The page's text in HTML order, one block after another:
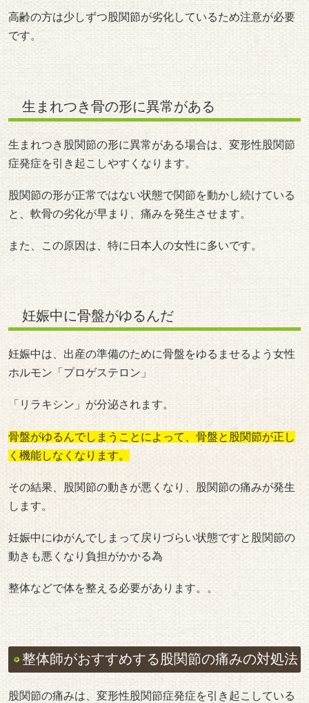
高齢の方は少しずつ股関節が劣化しているため注意が必要
です。
生まれつき骨の形に異常がある
生まれつき股関節の形に異常がある場合は、変形性股関節
症発症を引き起こしやすくなります。
股関節の形が正常ではない状態で関節を動かし続けている
と、軟骨の劣化が早まり、痛みを発生させます。
また、この原因は、特に日本人の女性に多いです。
妊娠中に骨盤がゆるんだ
妊娠中は、出産の準備のために骨盤をゆるませるよう女性
ホルモン「プロゲステロン」
「リラキシン」が分泌されます。
骨盤がゆるんでしまうことによって、骨盤と股関節が正し
く機能しなくなります。
その結果、股関節の動きが悪くなり、股関節の痛みが発生
します。
妊娠中にゆがんでしまって戻りづらい状態ですと股関節の
動きも悪くなり負担がかかる為
整体などで体を整える必要があります。。
整体師がおすすめする股関節の痛みの対処法
股関節の痛みは、変形性股関節症発症を引き起こしている